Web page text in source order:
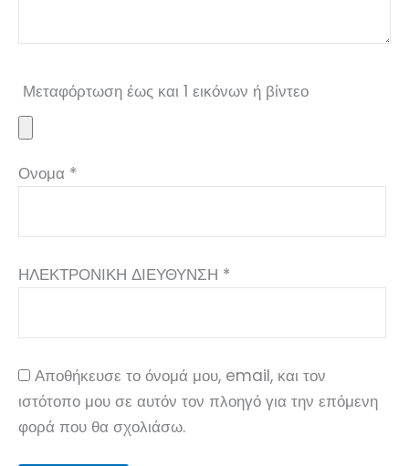
Μεταφόρτωση έως και 1 εικόνων ή βίντεο
Ονομα *
ΗΛΕΚΤΡΟΝΙΚΗ ΔΙΕΥΘΥΝΣΗ *
Αποθήκευσε το όνομά μου, email, και τον
ιστότοπο μου σε αυτόν τον πλοηγό για την επόμενη
φορά που θα σχολιάσω.